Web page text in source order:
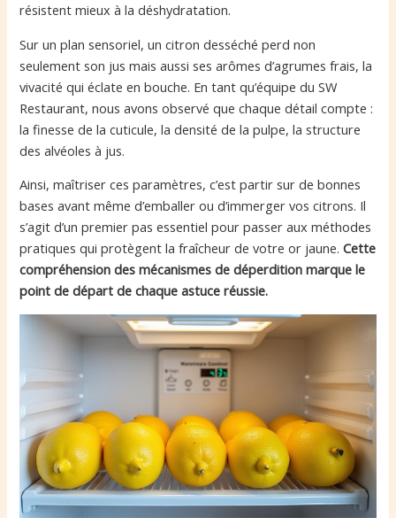
résistent mieux à la déshydratation.
Sur un plan sensoriel, un citron desséché perd non
seulement son jus mais aussi ses arômes d’agrumes frais, la
vivacité qui éclate en bouche. En tant qu’équipe du SW
Restaurant, nous avons observé que chaque détail compte :
la finesse de la cuticule, la densité de la pulpe, la structure
des alvéoles à jus.
Ainsi, maîtriser ces paramètres, c’est partir sur de bonnes
bases avant même d’emballer ou d’immerger vos citrons. Il
s’agit d’un premier pas essentiel pour passer aux méthodes
pratiques qui protègent la fraîcheur de votre or jaune.Cette
compréhension des mécanismes de déperdition marque le
point de départ de chaque astuce réussie.